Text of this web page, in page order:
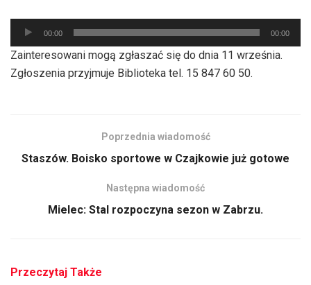
Odtwarzacz
plików
dźwiękowych
00:00 00:00
Zainteresowani mogą zgłaszać się do dnia 11 września.
Zgłoszenia przyjmuje Biblioteka tel. 15 847 60 50.
Poprzednia wiadomość
Staszów. Boisko sportowe w Czajkowie już gotowe
Następna wiadomość
Mielec: Stal rozpoczyna sezon w Zabrzu.
Przeczytaj Także